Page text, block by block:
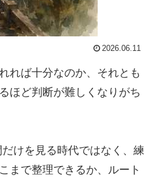
2026.06.11
れば十分なのか、それとも
ほど判断が難しくなりがち
けを見る時代ではなく、練
まで整理できるか、ルート